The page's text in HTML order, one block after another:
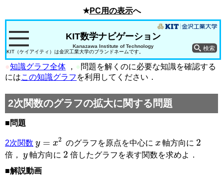
★PC用の表示へ
Kanazawa Institute of Technology
KIT数学ナビゲーション
KIT（ケイアイティ）は金沢工業大学のブランドネームです。
●知識グラフ全体 ， ● 問題を解くのに必要な知識を確認する
にはこの知識グラフ を利用してください．
2次関数のグラフの拡大に関する問題
■問題
2次関数 y 2 のグラフを原点を中心に 軸方向に
倍，
y
軸方向に
2
倍したグラフを表す関数を求めよ．
■解説動画